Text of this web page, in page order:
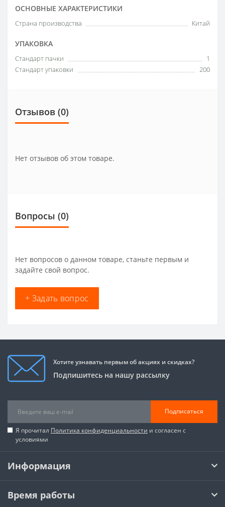
ОСНОВНЫЕ ХАРАКТЕРИСТИКИ
Страна производства Китай
УПАКОВКА
Стандарт пачки
1
Стандарт упаковки
200
Отзывов (0)
Нет отзывов об этом товаре.
Вопросы (0)
Нет вопросов о данном товаре, станьте первым и
задайте свой вопрос.
+ Задать вопрос
Хотите узнавать первым об акциях и скидках?
Подпишитесь на нашу рассылку
Подписаться
Я прочитал Политика конфиденциальности и согласен с
условиями
Информация
Время работы